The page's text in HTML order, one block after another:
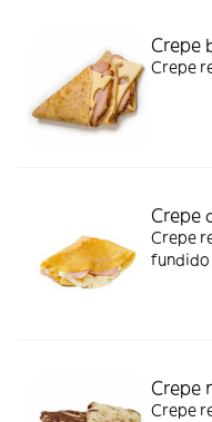
Crepe
Crepe
Crepe
Crepe
fundido
Crepe